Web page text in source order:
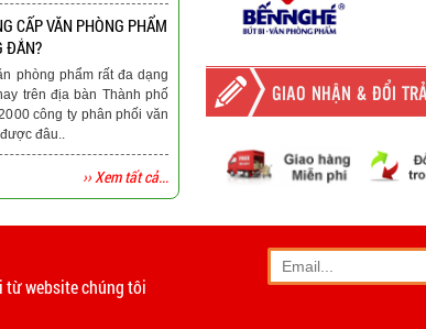
CẤP VĂN PHÒNG PHẨM
ĐẮN?
phòng phẩm rất đa dạng
trên địa bàn Thành phố
công ty phân phối văn
đâu..
›› Xem tất cả...
GIAO NHẬN & ĐỔI TRẢ
- Phương thức vận
từ website chúng tôi